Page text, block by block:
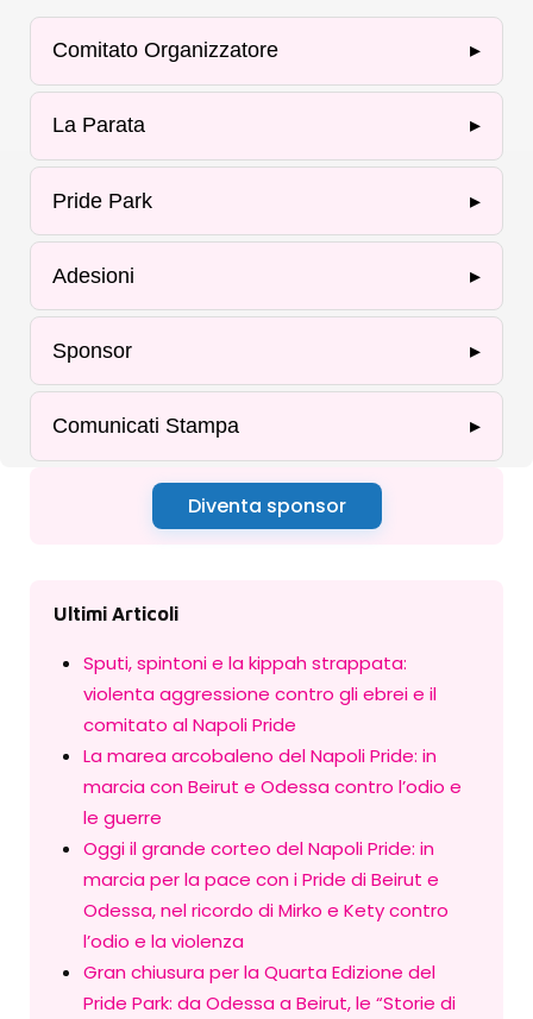
Comitato Organizzatore ▸
La Parata ▸
Pride Park ▸
Adesioni ▸
Sponsor ▸
Comunicati Stampa ▸
Diventa sponsor
Ultimi Articoli
Sputi, spintoni e la kippah strappata:
violenta aggressione contro gli ebrei e il
comitato al Napoli Pride
La marea arcobaleno del Napoli Pride: in
marcia con Beirut e Odessa contro l’odio e
le guerre
Oggi il grande corteo del Napoli Pride: in
marcia per la pace con i Pride di Beirut e
Odessa, nel ricordo di Mirko e Kety contro
l’odio e la violenza
Gran chiusura per la Quarta Edizione del
Pride Park: da Odessa a Beirut, le “Storie di